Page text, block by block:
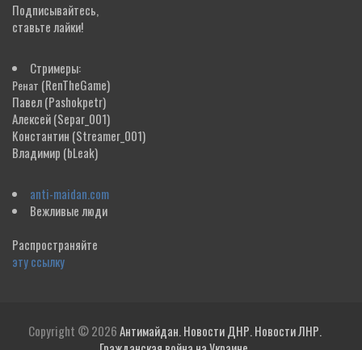
Подписывайтесь,
ставьте лайки!
Стримеры:
Ренат (RenTheGame)
Павел(Pashokpetr)
Алексей(Separ_001)
Константин (Streamer_001)
Владимир (bLeak)
anti-maidan.com
Вежливые люди
Распространяйте
эту ссылку
Copyright © 2026Антимайдан. Новости ДНР. Новости ЛНР.